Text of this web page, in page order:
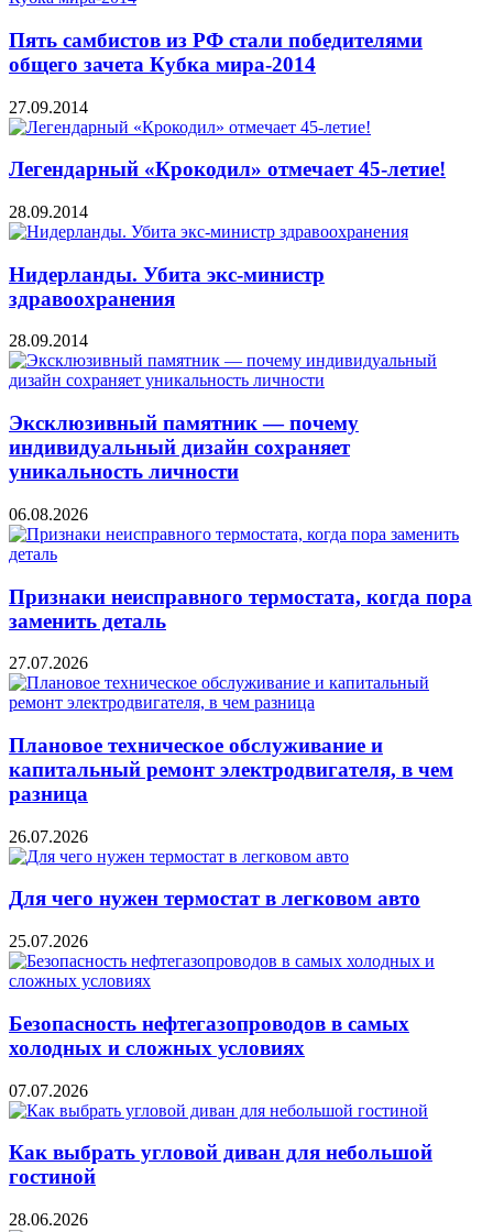
Пять самбистов из РФ стали победителями
общего зачета Кубка мира-2014
27.09.2014
Легендарный «Крокодил» отмечает 45-летие!
28.09.2014
Нидерланды. Убита экс-министр
здравоохранения
28.09.2014
Эксклюзивный памятник — почему
индивидуальный дизайн сохраняет
уникальность личности
06.08.2026
Признаки неисправного термостата, когда пора
заменить деталь
27.07.2026
Плановое техническое обслуживание и
капитальный ремонт электродвигателя, в чем
разница
26.07.2026
Для чего нужен термостат в легковом авто
25.07.2026
Безопасность нефтегазопроводов в самых
холодных и сложных условиях
07.07.2026
Как выбрать угловой диван для небольшой
гостиной
28.06.2026